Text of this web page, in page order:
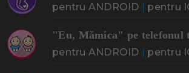
pentru ANDROID | pentru
"Eu, Mămica" pe telefonul
pentru ANDROID | pentru